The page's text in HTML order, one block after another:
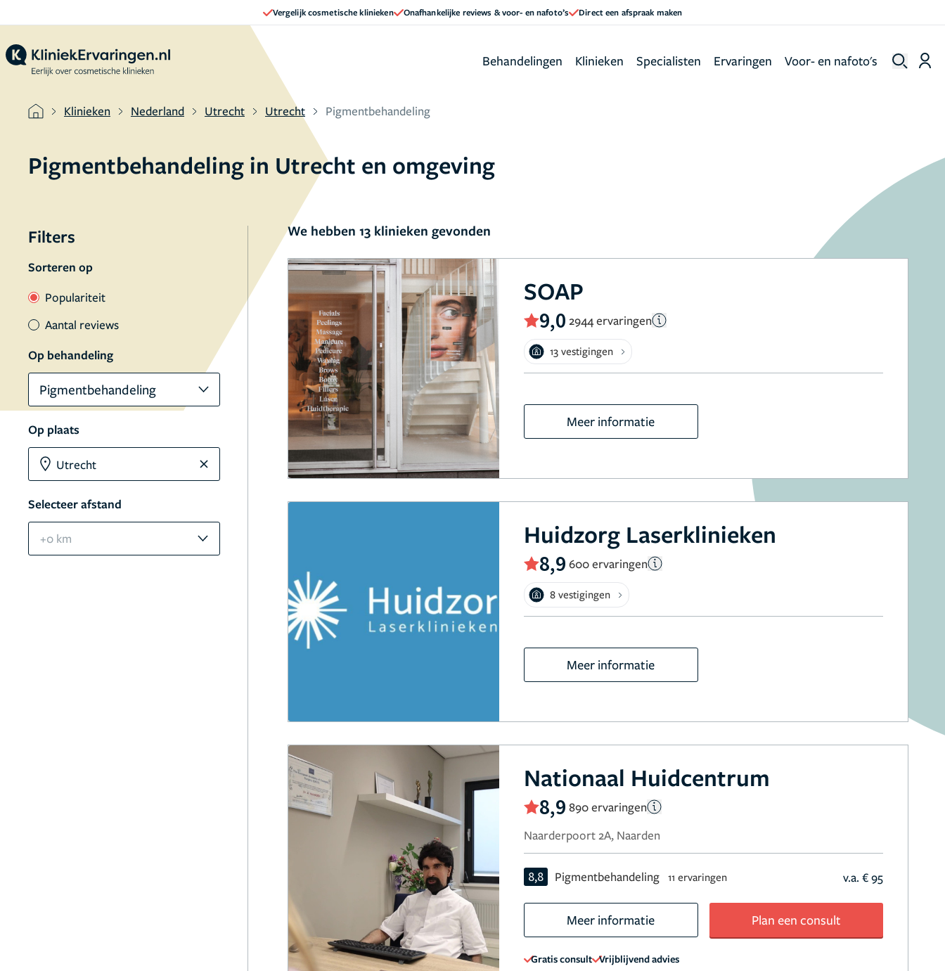
Vergelijk cosmetische klinieken Onafhankelijke reviews & voor- en nafoto’s Direct een afspraak maken
Behandelingen Klinieken Specialisten Ervaringen Voor- en nafoto's
Klinieken Nederland Utrecht Utrecht Pigmentbehandeling
Pigmentbehandeling in Utrecht en omgeving
Filters
Sorteren op
Populariteit
Aantal reviews
Op behandeling
Pigmentbehandeling
Op plaats
Selecteer afstand
+0 km
We hebben 13 klinieken gevonden
SOAP
9,0 2944 ervaringen
13 vestigingen
Meer informatie
Huidzorg Laserklinieken
8,9 600 ervaringen
8 vestigingen
Meer informatie
Nationaal Huidcentrum
8,9 890 ervaringen
Naarderpoort 2A, Naarden
8,8 Pigmentbehandeling 11 ervaringen v.a. € 95
Meer informatie Plan een consult
Gratis consult Vrijblijvend advies